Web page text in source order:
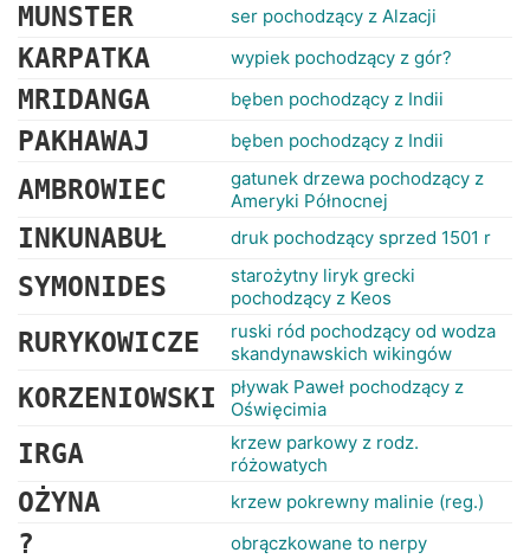
MUNSTER ser pochodzący z Alzacji
KARPATKA wypiek pochodzący z gór?
MRIDANGA bęben pochodzący z Indii
PAKHAWAJ bęben pochodzący z Indii
AMBROWIEC
gatunek drzewa pochodzący z
Ameryki Północnej
INKUNABUŁ druk pochodzący sprzed 1501 r
SYMONIDES
starożytny liryk grecki
pochodzący z Keos
RURYKOWICZE
ruski ród pochodzący od wodza
skandynawskich wikingów
KORZENIOWSKI
pływak Paweł pochodzący z
Oświęcimia
IRGA
krzew parkowy z rodz.
różowatych
OŻYNA krzew pokrewny malinie (reg.)
? obrączkowane to nerpy